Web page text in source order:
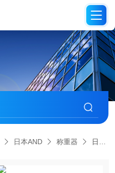
日本AND 称重器 日本AND艾安得 称重器 大容量天平GF-L